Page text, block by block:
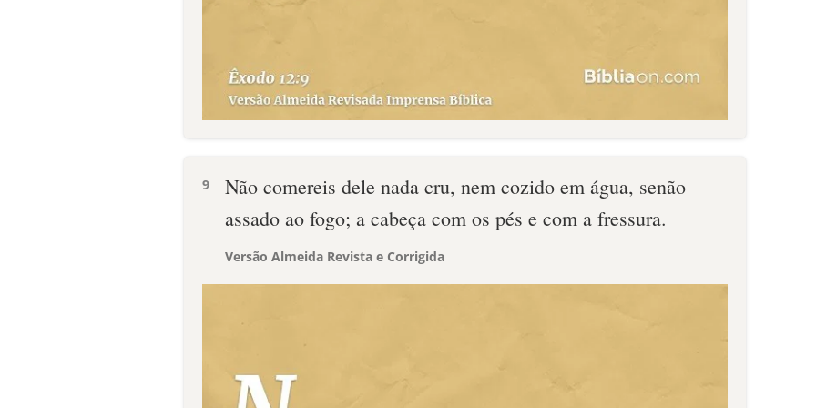
9
Não comereis dele nada cru, nem cozido em água, senão
assado ao fogo; a cabeça com os pés e com a fressura.
Versão Almeida Revista e Corrigida